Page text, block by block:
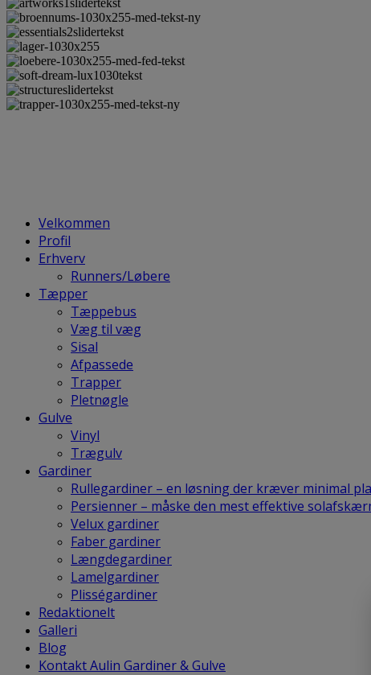
Velkommen
Profil
Erhverv
Runners/Løbere
Tæpper
Tæppebus
Væg til væg
Sisal
Afpassede
Trapper
Pletnøgle
Gulve
Vinyl
Trægulv
Gardiner
Rullegardiner – en løsning der kræver minimal
Persienner – måske den mest effektive
Velux gardiner
Faber gardiner
Længdegardiner
Lamelgardiner
Plisségardiner
Redaktionelt
Galleri
Blog
Kontakt Aulin Gardiner & Gulve